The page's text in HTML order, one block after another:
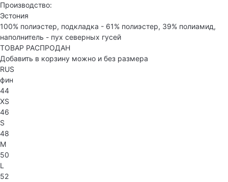
Производство:
Эстония
100% полиэстер, подкладка - 61% полиэстер, 39% полиамид,
наполнитель - пух северных гусей
ТОВАР РАСПРОДАН
Добавить в корзину можно и без размера
RUS
фин
44
XS
46
S
48
M
50
L
52